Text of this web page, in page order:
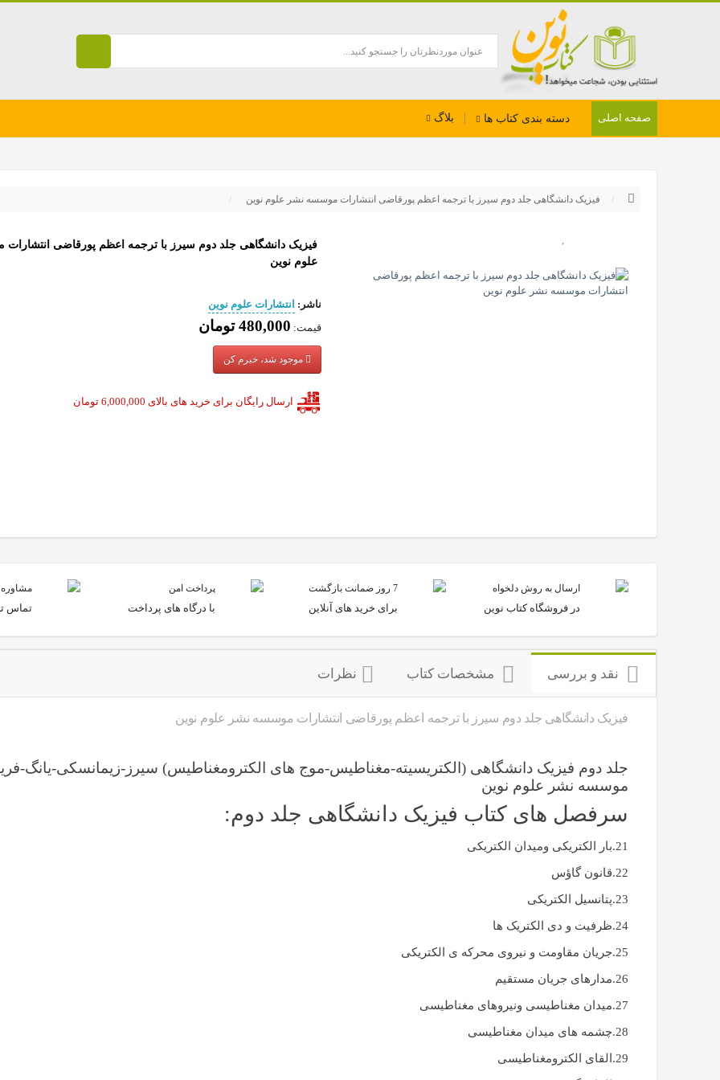
صفحه اصلی دسته بندی کتاب ها بلاگ
فیزیک دانشگاهی جلد دوم سیرز با ترجمه اعظم پورقاضی انتشارات موسسه نشر علوم نوین
فیزیک دانشگاهی جلد دوم سیرز با ترجمه اعظم پورقاضی
علوم نوین
ناشر: انتشارات علوم نوین
قیمت: 480,000 تومان
ارسال رایگان برای خرید های بالای 6,000,000 تومان
ارسال به روش دلخواه
در فروشگاه کتاب نوین
7 روز ضمانت بازگشت
برای خرید های آنلاین
پرداخت امن
با درگاه های پرداخت
مشاوره
تماس
نقد و بررسی مشخصات کتاب نظرات
فیزیک دانشگاهی جلد دوم سیرز با ترجمه اعظم پورقاضی انتشارات موسسه نشر علوم نوین
جلد دوم فیزیک دانشگاهی (الکتریسیته-مغناطیس-موج های الکترومغناطیس) سیرز-زیمانسکی-یانگ-
موسسه نشر علوم نوین
سرفصل های کتاب فیزیک دانشگاهی جلد دوم:
21.بار الکتریکی ومیدان الکتریکی
22.قانون گاؤس
23.پتانسیل الکتریکی
24.ظرفیت و دی الکتریک ها
25.جریان مقاومت و نیروی محرکه ی الکتریکی
26.مدارهای جریان مستقیم
27.میدان مغناطیسی ونیروهای مغناطیسی
28.چشمه های میدان مغناطیسی
29.القای الکترومغناطیسی